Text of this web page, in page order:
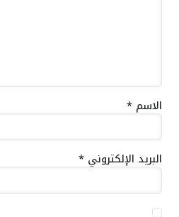
الاسم *
البريد الإلكتروني *